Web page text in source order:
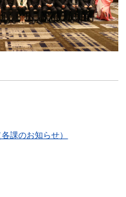
課のお知らせ）